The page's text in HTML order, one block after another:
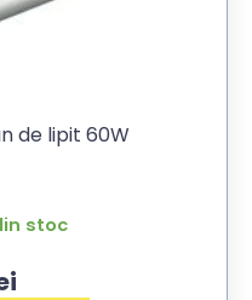
de lipit 60W
stoc